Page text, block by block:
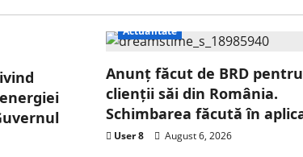
Actualitate
Anunț făcut de BRD pentru
clienții săi din România.
Schimbarea făcută în
User 8 August 6, 2026